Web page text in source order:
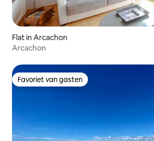
Flat in Arcachon
Arcachon
Favoriet van gasten
Favoriet van gasten